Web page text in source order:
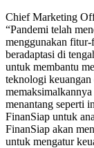
Chief Marketing
“Pandemi telah
menggunakan fitur-
beradaptasi di
untuk membantu
teknologi
menantang seperti
FinanSiap untuk
FinanSiap akan
untuk mengatur